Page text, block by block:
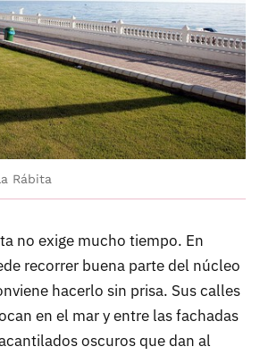
Rábita
no exige mucho tiempo. En
recorrer buena parte del núcleo
hacerlo sin prisa. Sus calles
en el mar y entre las fachadas
oscuros que dan al